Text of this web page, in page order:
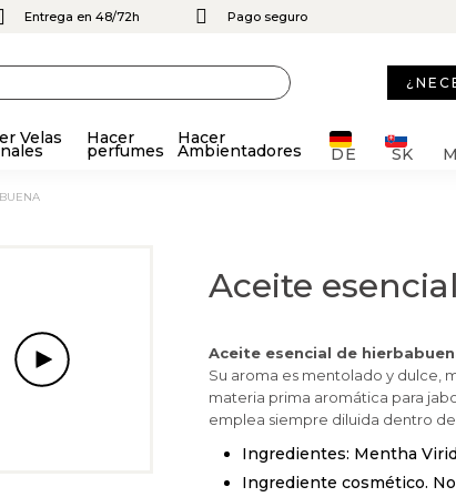
Entrega en 48/72h Pago seguro
Velas Hacer
perfumes
Hacer
Ambientadores DE SK
Aceite
Aceite esencial de
Su aroma es mentolado y dulce,
materia prima aromática para
emplea siempre diluida dentro de
Ingredientes: Mentha
Ingrediente cosmético.